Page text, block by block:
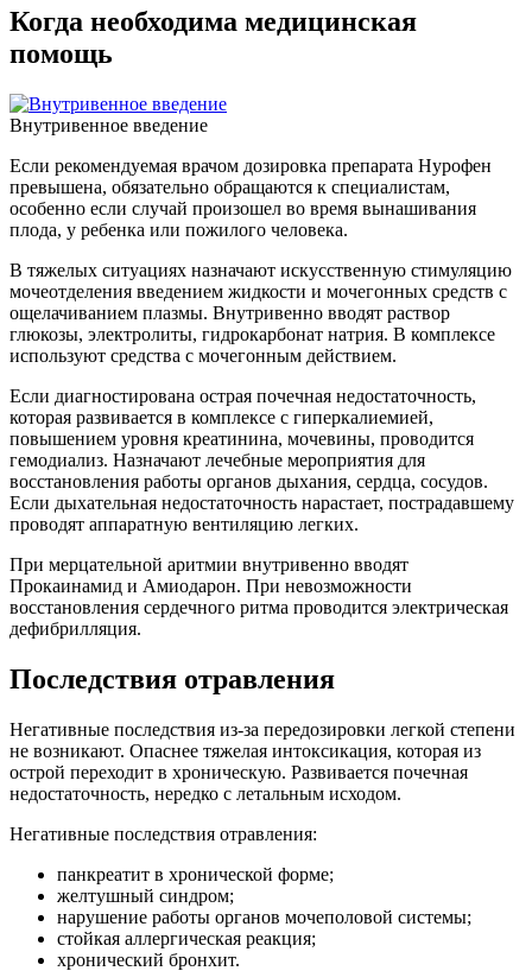
Когда необходима медицинская
помощь
Внутривенное введение
Если рекомендуемая врачом дозировка препарата Нурофен
превышена, обязательно обращаются к специалистам,
особенно если случай произошел во время вынашивания
плода, у ребенка или пожилого человека.
В тяжелых ситуациях назначают искусственную стимуляцию
мочеотделения введением жидкости и мочегонных средств с
ощелачиванием плазмы. Внутривенно вводят раствор
глюкозы, электролиты, гидрокарбонат натрия. В комплексе
используют средства с мочегонным действием.
Если диагностирована острая почечная недостаточность,
которая развивается в комплексе с гиперкалиемией,
повышением уровня креатинина, мочевины, проводится
гемодиализ. Назначают лечебные мероприятия для
восстановления работы органов дыхания, сердца, сосудов.
Если дыхательная недостаточность нарастает, пострадавшему
проводят аппаратную вентиляцию легких.
При мерцательной аритмии внутривенно вводят
Прокаинамид и Амиодарон. При невозможности
восстановления сердечного ритма проводится электрическая
дефибрилляция.
Последствия отравления
Негативные последствия из-за передозировки легкой степени
не возникают. Опаснее тяжелая интоксикация, которая из
острой переходит в хроническую. Развивается почечная
недостаточность, нередко с летальным исходом.
Негативные последствия отравления:
панкреатит в хронической форме;
желтушный синдром;
нарушение работы органов мочеполовой системы;
стойкая аллергическая реакция;
хронический бронхит.